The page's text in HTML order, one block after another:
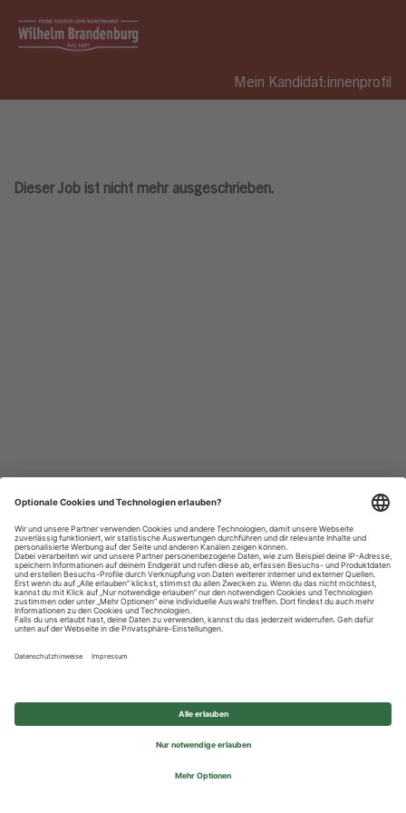
Mein Kandidat:innenprofil
Dieser Job ist nicht mehr ausgeschrieben.
Datenschutzhinweise
Impressum
Privatsphäre-Einstellungen
© 2026 REWE Group - All rights reserved